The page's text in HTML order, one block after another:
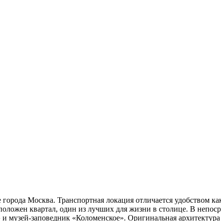
Москва. Транспортная локация отличается удобством
квартал, один из лучших для жизни в столице. В
музей-заповедник «Коломенское». Оригинальная